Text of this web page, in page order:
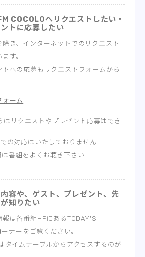
COCOLOへリクエストしたい・
トに応募したい
除き、インターネットでのリクエスト
す。
トへの応募もリクエストフォームから
ォーム
はリクエストやプレゼント応募はでき
の対応はいたしておりません
は番組をよくお聴き下さい
容や、ゲスト、プレゼント、先
知りたい
報は各番組HPにあるTODAY'S
ーナーをご覧ください。
タイムテーブルからアクセスするのが